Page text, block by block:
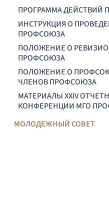
ПРОГРАММА ДЕЙСТВИЙ
ИНСТРУКЦИЯ О
ПРОФСОЮЗА
ПОЛОЖЕНИЕ О
ПРОФСОЮЗА
ПОЛОЖЕНИЕ О
ЧЛЕНОВ ПРОФСОЮЗА
МАТЕРИАЛЫ XXIV
КОНФЕРЕНЦИИ МГО
МОЛОДЕЖНЫЙ СОВЕТ